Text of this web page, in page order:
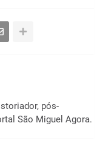
pós-
São Miguel Agora.